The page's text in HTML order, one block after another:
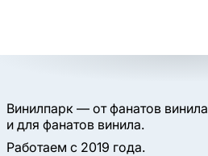
Винилпарк — от фанатов винила
и для фанатов винила.
Работаем с 2019 года.